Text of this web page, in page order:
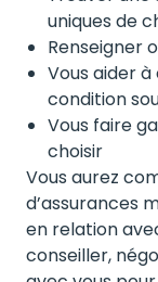
uniques de
Renseigner
Vous aider
condition
Vous faire
choisir
Vous aurez
d’assurances
en relation
conseiller,